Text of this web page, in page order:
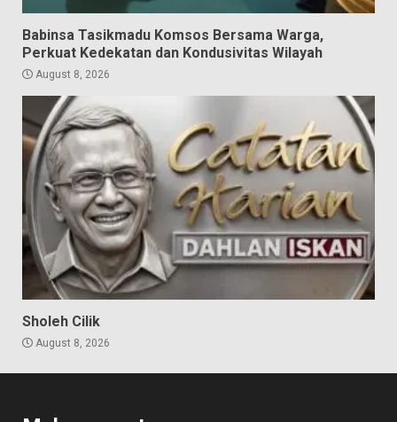
Babinsa Tasikmadu Komsos Bersama Warga,
Perkuat Kedekatan dan Kondusivitas Wilayah
August 8, 2026
Sholeh Cilik
August 8, 2026